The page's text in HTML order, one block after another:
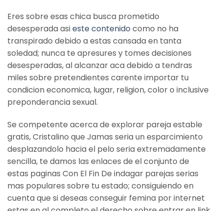
Eres sobre esas chica busca prometido
desesperada asi­este contenido como no ha
transpirado debido a estas cansada en tanta
soledad; nunca te apresures y tomes decisiones
desesperadas, al alcanzar aca debido a tendras
miles sobre pretendientes carente importar tu
condicion economica, lugar, religion, color o inclusive
preponderancia sexual.
Se competente acerca de explorar pareja estable
gratis, Cristalino que Jamas seri­a un esparcimiento
desplazandolo hacia el pelo seria extremadamente
sencilla, te damos las enlaces de el conjunto de
estas paginas Con El Fin De indagar parejas serias
mas populares sobre tu estado; consiguiendo en
cuenta que si deseas conseguir femina por internet